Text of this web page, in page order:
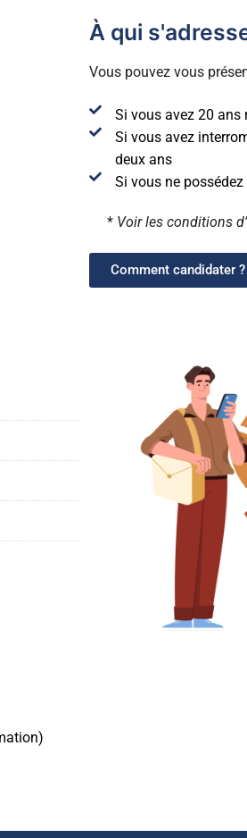
À qui
Vous pouvez vous
Si vous avez 20 ans
Si vous avez
deux ans
Si vous ne
* Voir les conditions
Comment candidater ?